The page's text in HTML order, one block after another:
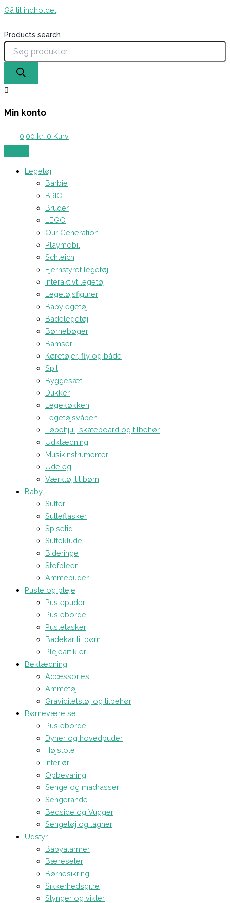
Gå til indholdet
Products search
Min konto
0,00 kr. 0 Kurv
Legetøj
Barbie
BRIO
Bruder
LEGO
Our Generation
Playmobil
Schleich
Fjernstyret legetøj
Interaktivt legetøj
Legetøjsfigurer
Babylegetøj
Badelegetøj
Børnebøger
Bamser
Køretøjer, fly og både
Spil
Byggesæt
Dukker
Legekøkken
Legetøjsvåben
Løbehjul, skateboard og tilbehør
Udklædning
Musikinstrumenter
Udeleg
Værktøj til børn
Baby
Sutter
Sutteflasker
Spisetid
Sutteklude
Bideringe
Stofbleer
Ammepuder
Pusle og pleje
Puslepuder
Pusleborde
Pusletasker
Badekar til børn
Plejeartikler
Beklædning
Accessories
Ammetøj
Graviditetstøj og tilbehør
Børneværelse
Pusleborde
Dyner og hovedpuder
Højstole
Interiør
Opbevaring
Senge og madrasser
Sengerande
Bedside og Vugger
Sengetøj og lagner
Udstyr
Babyalarmer
Bæreseler
Børnesikring
Sikkerhedsgitre
Slynger og vikler